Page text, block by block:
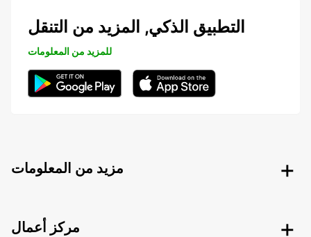
التطبيق الذكي, المزيد من التنقل
للمزيد من المعلومات
مزيد من المعلومات
مركز أعمال